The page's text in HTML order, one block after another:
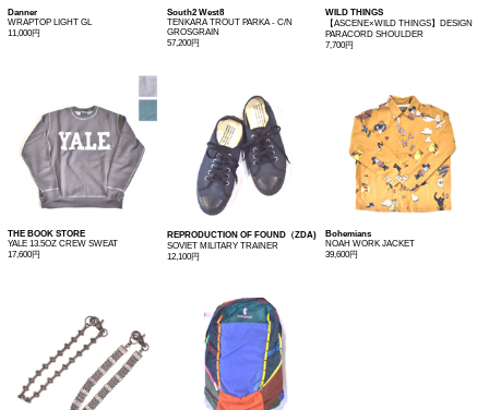
Danner
WRAPTOP LIGHT GL
11,000円
South2 West8
TENKARA TROUT PARKA - C/N
GROSGRAIN
57,200円
WILD THINGS
【ASCENE×WILD THINGS】DESIGN
PARACORD SHOULDER
7,700円
THE BOOK STORE
YALE 13.5OZ CREW SWEAT
17,600円
REPRODUCTION OF FOUND（ZDA)
SOVIET MILITARY TRAINER
12,100円
Bohemians
NOAH WORK JACKET
39,600円